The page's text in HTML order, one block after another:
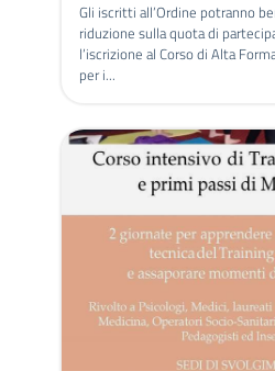
Gli iscritti all’Ordine potranno
riduzione sulla quota di
l’iscrizione al Corso di Alta
per i...